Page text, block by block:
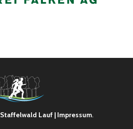
Staffelwald Lauf| Impressum.